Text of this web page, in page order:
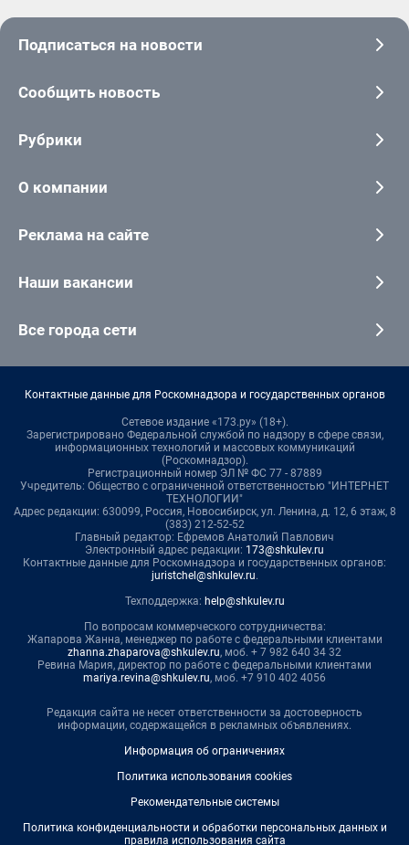
Подписаться на новости
Сообщить новость
Рубрики
О компании
Реклама на сайте
Наши вакансии
Все города сети
Контактные данные для Роскомнадзора и государственных органов
Сетевое издание «173.ру» (18+).
Зарегистрировано Федеральной службой по надзору в сфере связи,
информационных технологий и массовых коммуникаций
(Роскомнадзор).
Регистрационный номер ЭЛ № ФС 77 - 87889
Учредитель: Общество с ограниченной ответственностью "ИНТЕРНЕТ
ТЕХНОЛОГИИ"
Адрес редакции: 630099, Россия, Новосибирск, ул. Ленина, д. 12, 6 этаж, 8
(383) 212-52-52
Главный редактор: Ефремов Анатолий Павлович
Электронный адрес редакции: 173@shkulev.ru
Контактные данные для Роскомнадзора и государственных органов:
juristchel@shkulev.ru.
Техподдержка: help@shkulev.ru
По вопросам коммерческого сотрудничества:
Жапарова Жанна, менеджер по работе с федеральными клиентами
zhanna.zhaparova@shkulev.ru, моб. + 7 982 640 34 32
Ревина Мария, директор по работе с федеральными клиентами
mariya.revina@shkulev.ru, моб. +7 910 402 4056
Редакция сайта не несет ответственности за достоверность
информации, содержащейся в рекламных объявлениях.
Информация об ограничениях
Политика использования cookies
Рекомендательные системы
Политика конфиденциальности и обработки персональных данных и
правила использования сайта